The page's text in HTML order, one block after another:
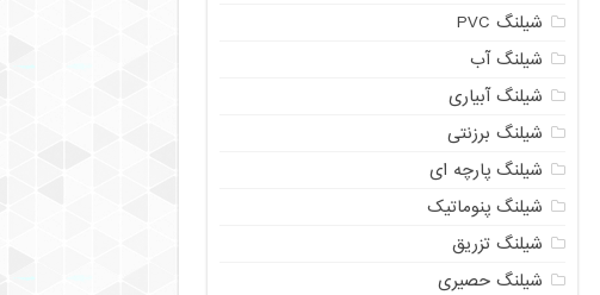
شیلنگ PVC
شیلنگ آب
شیلنگ آبیاری
شیلنگ برزنتی
شیلنگ پارچه ای
شیلنگ پنوماتیک
شیلنگ تزریق
شیلنگ حصیری